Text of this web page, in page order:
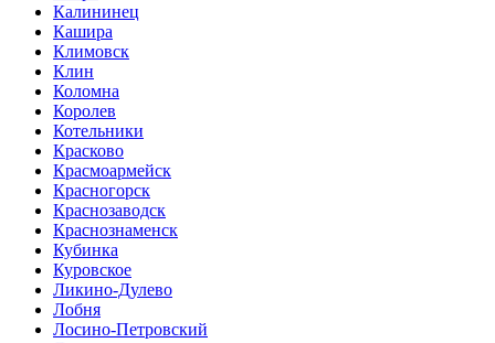
Калининец
Кашира
Климовск
Клин
Коломна
Королев
Котельники
Красково
Красмоармейск
Красногорск
Краснозаводск
Краснознаменск
Кубинка
Куровское
Ликино-Дулево
Лобня
Лосино-Петровский